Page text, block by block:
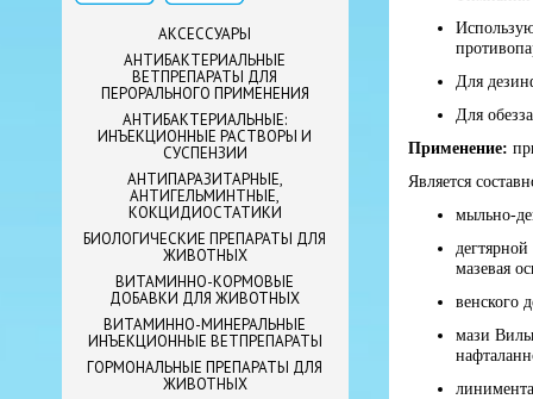
АКСЕССУАРЫ
АНТИБАКТЕРИАЛЬНЫЕ
ВЕТПРЕПАРАТЫ ДЛЯ
ПЕРОРАЛЬНОГО ПРИМЕНЕНИЯ
АНТИБАКТЕРИАЛЬНЫЕ:
ИНЪЕКЦИОННЫЕ РАСТВОРЫ И
СУСПЕНЗИИ
АНТИПАРАЗИТАРНЫЕ,
АНТИГЕЛЬМИНТНЫЕ,
КОКЦИДИОСТАТИКИ
БИОЛОГИЧЕСКИЕ ПРЕПАРАТЫ ДЛЯ
ЖИВОТНЫХ
ВИТАМИННО-КОРМОВЫЕ
ДОБАВКИ ДЛЯ ЖИВОТНЫХ
ВИТАМИННО-МИНЕРАЛЬНЫЕ
ИНЪЕКЦИОННЫЕ ВЕТПРЕПАРАТЫ
ГОРМОНАЛЬНЫЕ ПРЕПАРАТЫ ДЛЯ
ЖИВОТНЫХ
Для
Для
Применение:
Является
мыльно-
мазевая
венского
мази